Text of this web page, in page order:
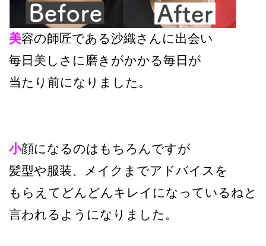
美容の師匠である沙織さんに出会い
毎日美しさに磨きがかかる毎日が
当たり前になりました。
小顔になるのはもちろんですが
髪型や服装、メイクまでアドバイスを
もらえてどんどんキレイになっているねと
言われるようになりました。